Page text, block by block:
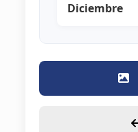
Diciembre